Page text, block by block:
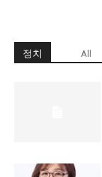
정치 All